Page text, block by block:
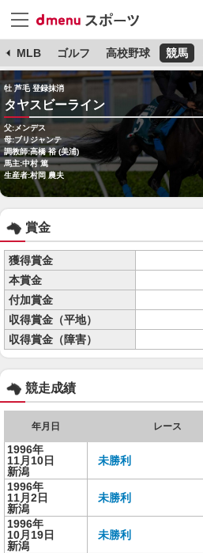
MLB ゴルフ 高校野球 競馬
牡 芦毛 登録抹消
タヤスビーライン
父:メンデス
母:ブリジャンテ
調教師:高橋 裕 (美浦)
馬主:中村 篤
生産者:村岡 農夫
賞金
獲得賞金
本賞金
付加賞金
収得賞金（平地）
収得賞金（障害）
競走成績
年月日 レース
1996年
11月10日
新潟
未勝利
1996年
11月2日
新潟
未勝利
1996年
10月19日
新潟
未勝利